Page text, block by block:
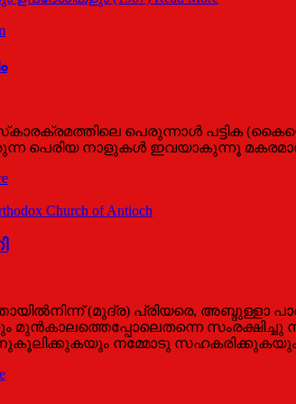
പെരുന്നാള്‍ പട്ടിക
നാളുകള്‍ ഇവയാകുന്നൂ മകരമാസം
Church of Antioch
(മുദ്ര) പ്രിയരെ, അബ്ദുള്ളാ
സംരക്ഷിച്ചു
നമ്മോടു